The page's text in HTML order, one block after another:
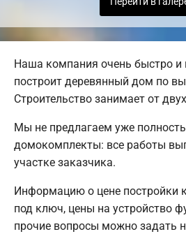
Наша компания очень быстро и
построит деревянный дом по
Строительство занимает от
Мы не предлагаем уже
домокомплекты: все работы
участке заказчика.
Информацию о цене постройки
под ключ, цены на устройство
прочие вопросы можно задать